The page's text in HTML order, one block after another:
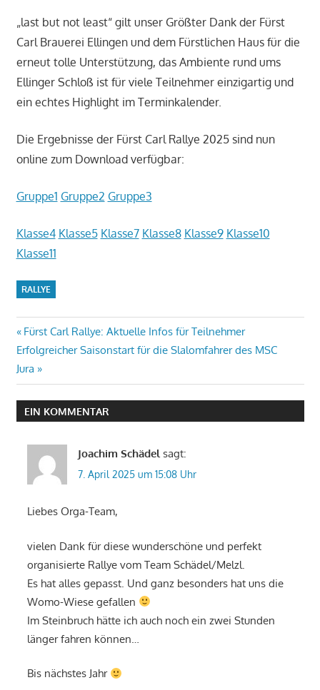
„last but not least“ gilt unser Größter Dank der Fürst
Carl Brauerei Ellingen und dem Fürstlichen Haus für die
erneut tolle Unterstützung, das Ambiente rund ums
Ellinger Schloß ist für viele Teilnehmer einzigartig und
ein echtes Highlight im Terminkalender.
Die Ergebnisse der Fürst Carl Rallye 2025 sind nun
online zum Download verfügbar:
Gruppe1 Gruppe2 Gruppe3
Klasse4 Klasse5 Klasse7 Klasse8 Klasse9 Klasse10
Klasse11
RALLYE
Beitragsnavigation
Vorheriger
Beitrag:
Fürst Carl Rallye: Aktuelle Infos für Teilnehmer
Nächster
Beitrag:
Erfolgreicher Saisonstart für die Slalomfahrer des MSC
Jura
EIN KOMMENTAR
Joachim Schädel sagt:
7. April 2025 um 15:08 Uhr
Liebes Orga-Team,
vielen Dank für diese wunderschöne und perfekt
organisierte Rallye vom Team Schädel/Melzl.
Es hat alles gepasst. Und ganz besonders hat uns die
Womo-Wiese gefallen
Im Steinbruch hätte ich auch noch ein zwei Stunden
länger fahren können…
Bis nächstes Jahr